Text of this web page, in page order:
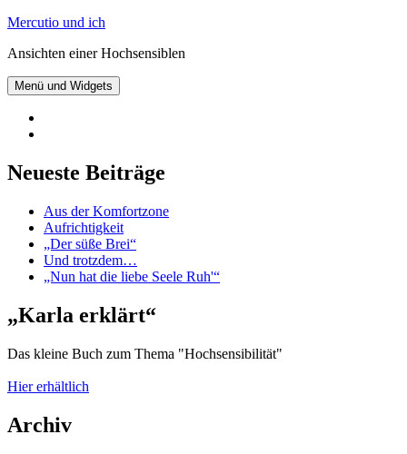
Zum
springen
Mercutio und ich
Ansichten einer Hochsensiblen
Menü und Widgets
Neueste Beiträge
Aus der Komfortzone
Aufrichtigkeit
„Der süße Brei“
Und trotzdem…
„Nun hat die liebe Seele Ruh'“
„Karla erklärt“
Das kleine Buch zum Thema "Hochsensibilität"
Hier erhältlich
Archiv